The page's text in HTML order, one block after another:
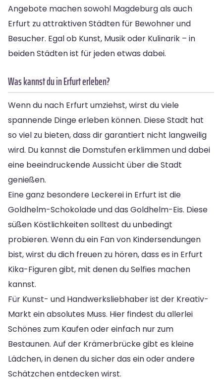
Angebote machen sowohl Magdeburg als auch
Erfurt zu attraktiven Städten für Bewohner und
Besucher. Egal ob Kunst, Musik oder Kulinarik – in
beiden Städten ist für jeden etwas dabei.
Was kannst du in Erfurt erleben?
Wenn du nach Erfurt umziehst, wirst du viele
spannende Dinge erleben können. Diese Stadt hat
so viel zu bieten, dass dir garantiert nicht langweilig
wird. Du kannst die Domstufen erklimmen und dabei
eine beeindruckende Aussicht über die Stadt
genießen.
Eine ganz besondere Leckerei in Erfurt ist die
Goldhelm-Schokolade und das Goldhelm-Eis. Diese
süßen Köstlichkeiten solltest du unbedingt
probieren. Wenn du ein Fan von Kindersendungen
bist, wirst du dich freuen zu hören, dass es in Erfurt
Kika-Figuren gibt, mit denen du Selfies machen
kannst.
Für Kunst- und Handwerksliebhaber ist der Kreativ-
Markt ein absolutes Muss. Hier findest du allerlei
Schönes zum Kaufen oder einfach nur zum
Bestaunen. Auf der Krämerbrücke gibt es kleine
Lädchen, in denen du sicher das ein oder andere
Schätzchen entdecken wirst.